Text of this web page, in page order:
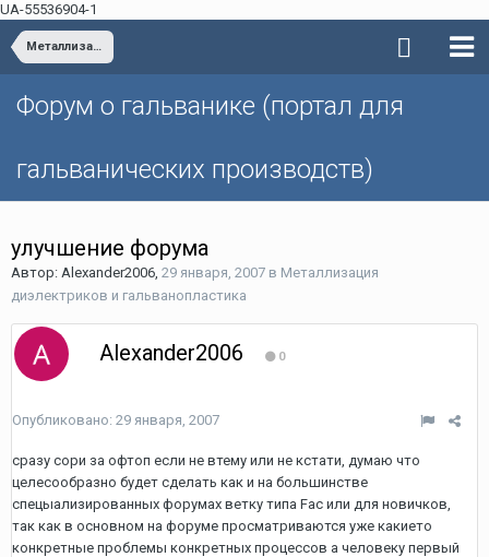
UA-55536904-1
Металлизация диэлектриков и гальванопластика
Форум о гальванике (портал для
гальванических производств)
улучшение форума
Автор: Alexander2006, 29 января, 2007 в Металлизация
диэлектриков и гальванопластика
Alexander2006 0
Опубликовано: 29 января, 2007
сразу сори за офтоп если не втему или не кстати, думаю что
целесообразно будет сделать как и на большинстве
спецыализированных форумах ветку типа Fac или для новичков,
так как в основном на форуме просматриваются уже какието
конкретные проблемы конкретных процессов а человеку первый